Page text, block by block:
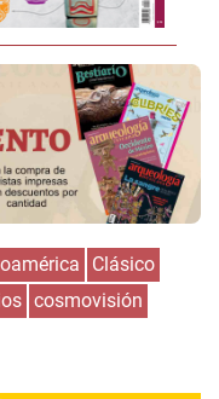
Clásico
cosmovisión